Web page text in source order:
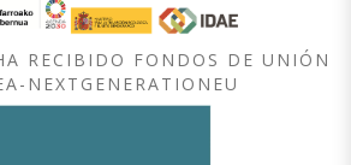
RECIBIDO FONDOS DE UNIÓN
NEXTGENERATIONEU